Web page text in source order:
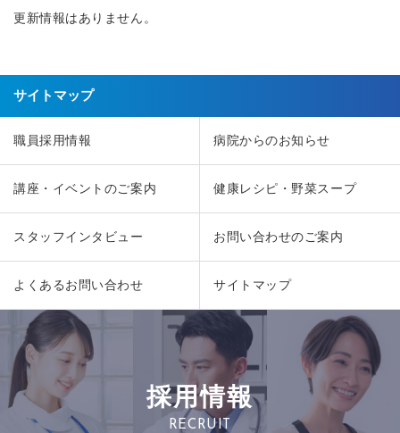
更新情報はありません。
サイトマップ
職員採用情報 病院からのお知らせ
講座・イベントのご案内 健康レシピ・野菜スープ
スタッフインタビュー お問い合わせのご案内
よくあるお問い合わせ サイトマップ
採用情報
RECRUIT